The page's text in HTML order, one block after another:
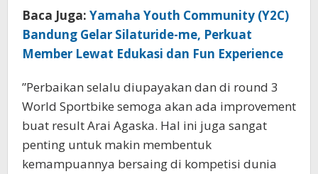
Baca Juga: Yamaha Youth Community (Y2C)
Bandung Gelar Silaturide-me, Perkuat
Member Lewat Edukasi dan Fun Experience
”Perbaikan selalu diupayakan dan di round 3
World Sportbike semoga akan ada improvement
buat result Arai Agaska. Hal ini juga sangat
penting untuk makin membentuk
kemampuannya bersaing di kompetisi dunia